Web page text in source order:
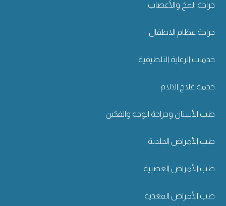
جراحة المخ والأعصاب
جراحة عظام الاطفال
خدمات الرعاية التلطيفية
خدمة علاج الآلام
طب الأسنان وجراحة الوجه والفكين
طب الأمراض الجلدية
طب الأمراض العصبية
طب الأمراض المعدية